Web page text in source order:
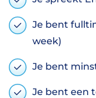
Je bent
week)
Je bent
Je bent een